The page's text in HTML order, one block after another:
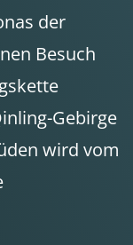
der
Besuch
Gebirge
wird vom